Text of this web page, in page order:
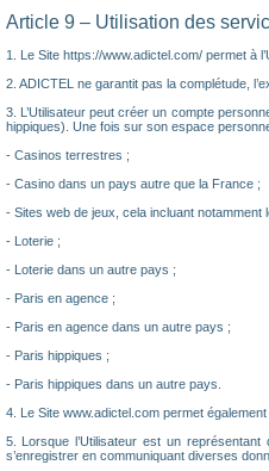
Article 9 – Utilisation des
1. Le Site https://www.adictel.com/ permet à
2. ADICTEL ne garantit pas la complétude,
3. L’Utilisateur peut créer un compte
hippiques). Une fois sur son espace
- Casinos terrestres ;
- Casino dans un pays autre que la France ;
- Sites web de jeux, cela incluant notamment
- Loterie ;
- Loterie dans un autre pays ;
- Paris en agence ;
- Paris en agence dans un autre pays ;
- Paris hippiques ;
- Paris hippiques dans un autre pays.
4. Le Site www.adictel.com permet
5. Lorsque l’Utilisateur est un
s’enregistrer en communiquant diverses